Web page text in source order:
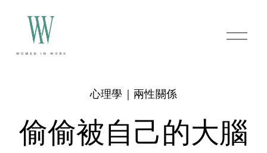
O
p
偷偷被自己的大腦
心理學｜兩性關係